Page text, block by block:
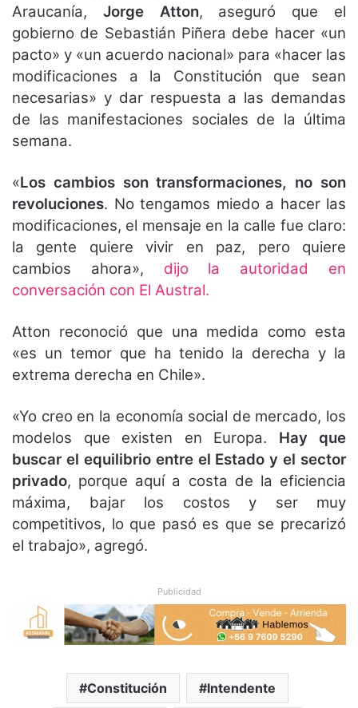
Araucanía, Jorge Atton, aseguró que el
gobierno de Sebastián Piñera debe hacer «un
pacto» y «un acuerdo nacional» para «hacer las
modificaciones a la Constitución que sean
necesarias» y dar respuesta a las demandas
de las manifestaciones sociales de la última
semana.
«Los cambios son transformaciones, no son
revoluciones. No tengamos miedo a hacer las
modificaciones, el mensaje en la calle fue claro:
la gente quiere vivir en paz, pero quiere
cambios ahora», dijo la autoridad en
conversación con El Austral.
Atton reconoció que una medida como esta
«es un temor que ha tenido la derecha y la
extrema derecha en Chile».
«Yo creo en la economía social de mercado, los
modelos que existen en Europa. Hay que
buscar el equilibrio entre el Estado y el sector
privado, porque aquí a costa de la eficiencia
máxima, bajar los costos y ser muy
competitivos, lo que pasó es que se precarizó
el trabajo», agregó.
Publicidad
Constitución Intendente